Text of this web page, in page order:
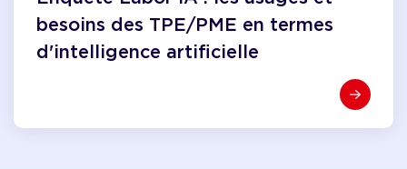
besoins des TPE/PME en termes
d'intelligence artificielle